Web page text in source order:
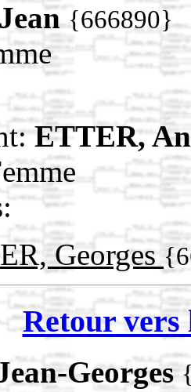
{666890}
ETTER,
Georges
Retour vers
Georges